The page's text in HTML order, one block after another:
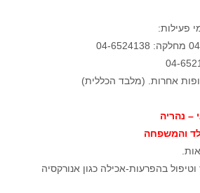
פעילות:
– נהריה
והמשפחה
בהפרעות-אכילה כגון אנורקסיה